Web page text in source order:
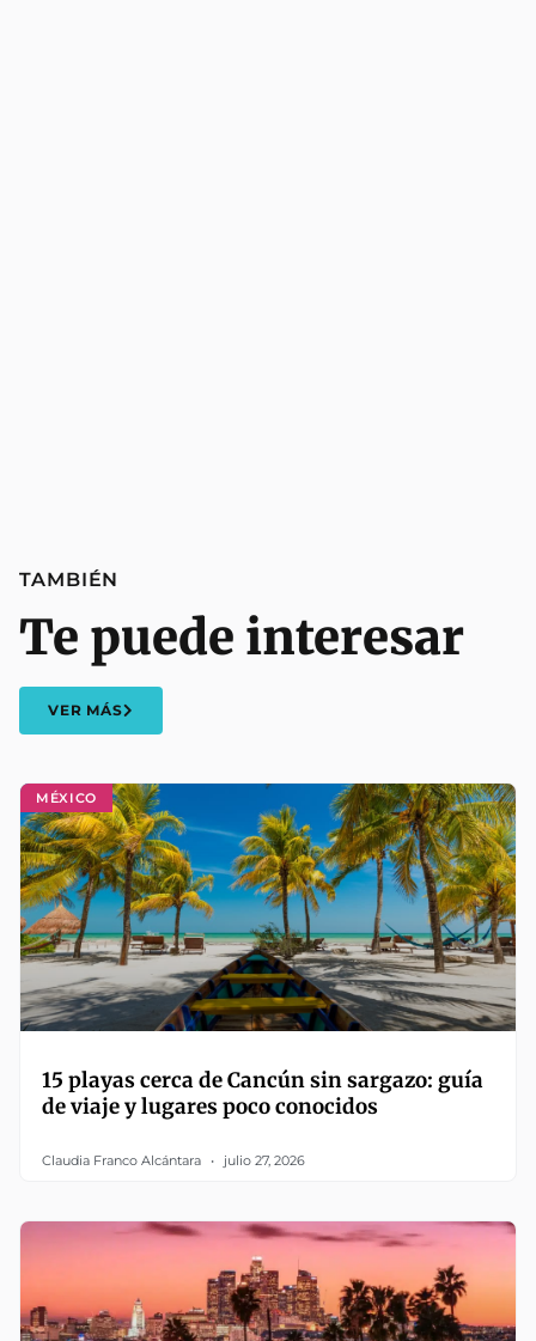
MÉXICO
15 playas cerca de Cancún sin sargazo: guía
de viaje y lugares poco conocidos
Claudia Franco Alcántara julio 27, 2026
TAMBIÉN
Te puede interesar
VER MÁS